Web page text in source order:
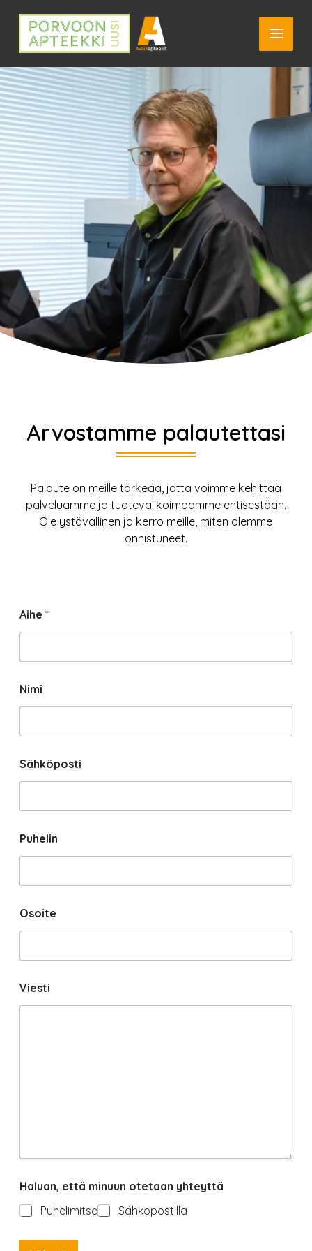
Arvostamme palautettasi
Palaute on meille tärkeää, jotta voimme kehittää
palveluamme ja tuotevalikoimaamme entisestään.
Ole ystävällinen ja kerro meille, miten olemme
onnistuneet.
Aihe *
Nimi
Sähköposti
Puhelin
Osoite
Viesti
a
l
u
n
Haluan, että minuun otetaan yhteyttä
Puhelimitse
Sähköpostilla